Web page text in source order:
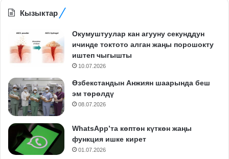
Кызыктар
Окумуштуулар кан агууну секунддун
ичинде токтото алган жаңы порошокту
иштеп чыгышты
10.07.2026
Өзбекстандын Анжиян шаарында беш
эм төрөлдү
08.07.2026
WhatsApp’та көптөн күткөн жаңы
функция ишке кирет
01.07.2026